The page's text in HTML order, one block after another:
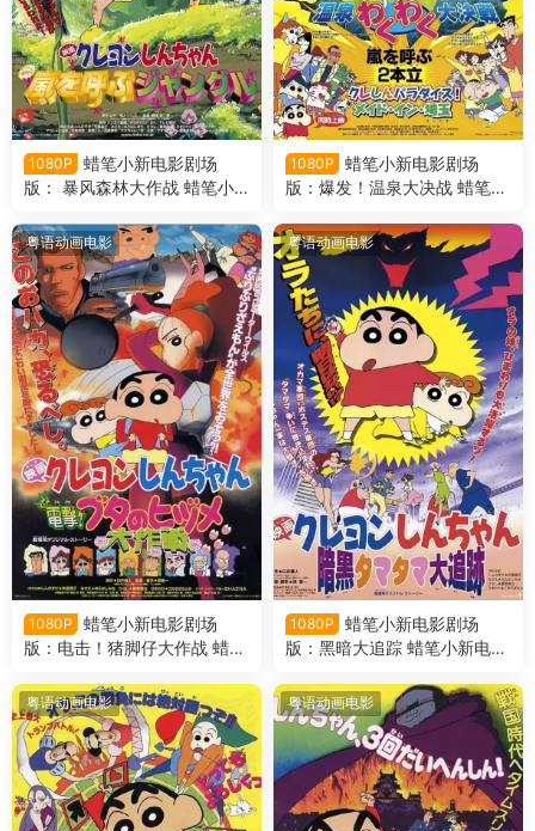
1080P
蜡笔小新电影剧场
版： 暴风森林大作战 蜡笔小
热带雨林粤语版
1080P
蜡笔小新电影剧场
版：爆发！温泉大决战 蜡笔小
激烈大决战粤语版
粤语动画电影
1080P
蜡笔小新电影剧场
版：电击！猪脚仔大作战 蜡笔
之蹄大作战粤语版
粤语动画电影
1080P
蜡笔小新电影剧场
版：黑暗大追踪 蜡笔小新电影
语版
粤语动画电影 粤语动画电影